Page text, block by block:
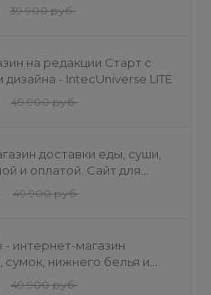
39 900 руб.
на редакции Старт с
- IntecUniverse LITE
49 900 руб.
доставки еды, суши,
и оплатой. Сайт для
49 900 руб.
- интернет-магазин
нижнего белья и
49 900 руб.